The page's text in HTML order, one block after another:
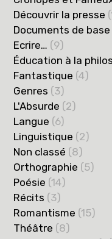
Découvrir la presse
Documents de base
Ecrire… (9)
Éducation à la
Fantastique (4)
Genres (3)
L'Absurde (2)
Langue (6)
Linguistique (2)
Non classé (8)
Orthographie (5)
Poésie (14)
Récits (3)
Romantisme (15)
Théâtre (8)